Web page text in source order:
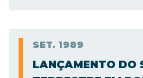
SET. 1989
LANÇAMENTO DO